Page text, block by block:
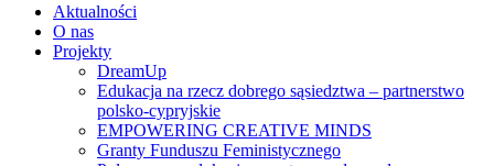
Aktualności
O nas
Projekty
DreamUp
Edukacja na rzecz dobrego sąsiedztwa – partnerstwo
polsko-cypryjskie
EMPOWERING CREATIVE MINDS
Granty Funduszu Feministycznego